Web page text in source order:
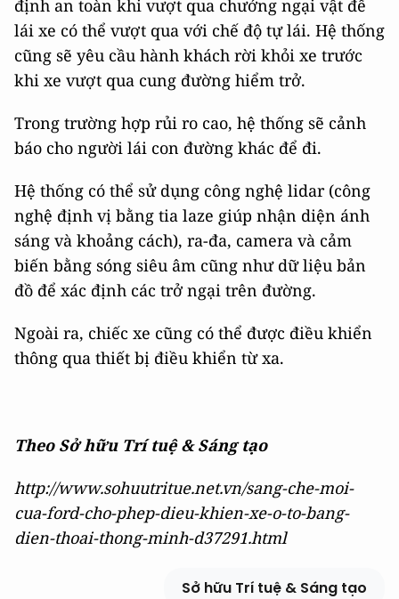
định an toàn khi vượt qua chướng ngại vật để
lái xe có thể vượt qua với chế độ tự lái. Hệ thống
cũng sẽ yêu cầu hành khách rời khỏi xe trước
khi xe vượt qua cung đường hiểm trở.
Trong trường hợp rủi ro cao, hệ thống sẽ cảnh
báo cho người lái con đường khác để đi.
Hệ thống có thể sử dụng công nghệ lidar (công
nghệ định vị bằng tia laze giúp nhận diện ánh
sáng và khoảng cách), ra-đa, camera và cảm
biến bằng sóng siêu âm cũng như dữ liệu bản
đồ để xác định các trở ngại trên đường.
Ngoài ra, chiếc xe cũng có thể được điều khiển
thông qua thiết bị điều khiển từ xa.
Theo Sở hữu Trí tuệ & Sáng tạo
http://www.sohuutritue.net.vn/sang-che-moi-
cua-ford-cho-phep-dieu-khien-xe-o-to-bang-
dien-thoai-thong-minh-d37291.html
Sở hữu Trí tuệ & Sáng tạo